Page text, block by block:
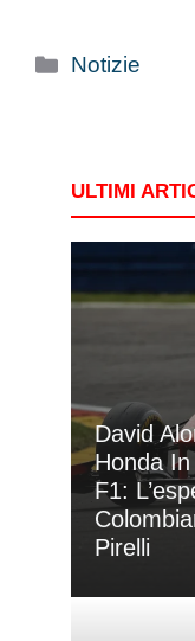
Categorie
Notizie
ULTIMI
David
Honda
F1:
Pirelli